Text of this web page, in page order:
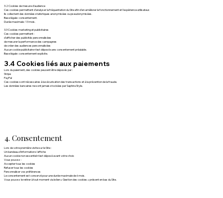
3.2 Cookies de mesure d’audience
Ces cookies permettent d’analyser la fréquentation du Site afin d’en améliorer le fonctionnement et l’expérience utilisateur.
Ils collectent des données statistiques anonymisées ou pseudonymisées.
Base légale : consentement.
Durée maximale : 13 mois.
3.3 Cookies marketing et publicitaires
Ces cookies permettent :
d’afficher des publicités personnalisées
de mesurer la performance des campagnes
de créer des audiences personnalisées
Aucun cookie publicitaire n’est déposé sans consentement préalable.
Base légale : consentement explicite.
3.4 Cookies liés aux paiements
Lors du paiement, des cookies peuvent être déposés par :
Stripe
PayPal
Ces cookies sont nécessaires à la sécurisation des transactions et à la prévention de la fraude.
Les données bancaires ne sont jamais stockées par Saphira Style.
4. Consentement
Lors de votre première visite sur le Site :
Un bandeau d’information s’affiche
Aucun cookie non essentiel n’est déposé avant votre choix
Vous pouvez :
Accepter tous les cookies
Refuser tous les cookies
Personnaliser vos préférences
Le consentement est conservé pour une durée maximale de 6 mois.
Vous pouvez le retirer à tout moment via le lien « Gestion des cookies » présent en bas du Site.